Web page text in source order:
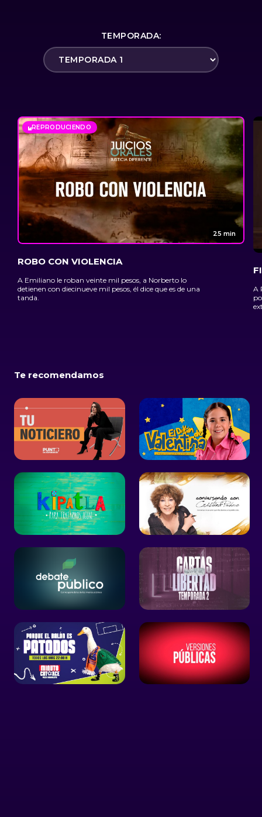
TEMPORADA:
REPRODUCIENDO
25 min
ROBO CON VIOLENCIA
A Emiliano le roban veinte mil pesos, a Norberto lo
detienen con diecinueve mil pesos, él dice que es de una
tanda.
A
Te recomendamos